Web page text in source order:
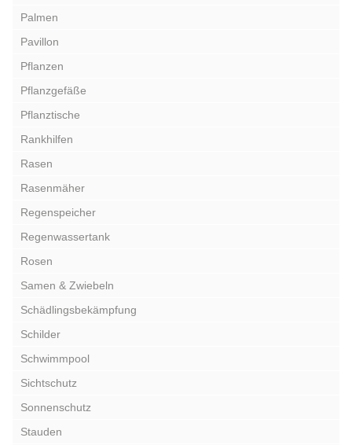
Palmen
Pavillon
Pflanzen
Pflanzgefäße
Pflanztische
Rankhilfen
Rasen
Rasenmäher
Regenspeicher
Regenwassertank
Rosen
Samen & Zwiebeln
Schädlingsbekämpfung
Schilder
Schwimmpool
Sichtschutz
Sonnenschutz
Stauden